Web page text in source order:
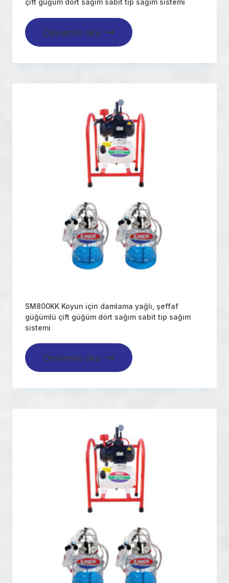
çift güğüm dört sağım sabit tip sağım sistemi
Devamını oku
SM800KK Koyun için damlama yağlı, şeffaf
güğümlü çift güğüm dört sağım sabit tip sağım
sistemi
Devamını oku